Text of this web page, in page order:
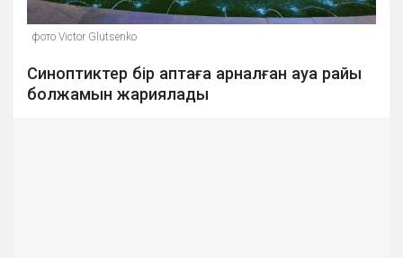
фото Victor Glutsenko
Синоптиктер бір аптаға арналған ауа райы
болжамын жариялады